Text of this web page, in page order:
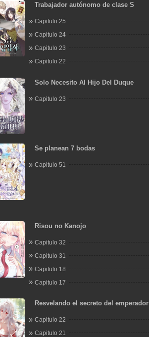
Trabajador autónomo de clase S
Capitulo 25
Capitulo 24
Capitulo 23
Capitulo 22
Solo Necesito Al Hijo Del Duque
Capitulo 23
Se planean 7 bodas
Capitulo 51
Risou no Kanojo
Capitulo 32
Capitulo 31
Capitulo 18
Capitulo 17
Resvelando el secreto del emperador
Capitulo 22
Capitulo 21